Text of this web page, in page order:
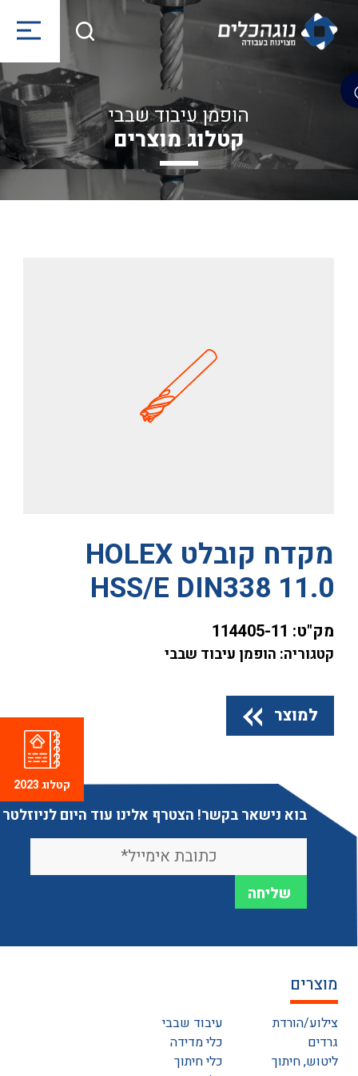
הופמן עיבוד שבבי
קטלוג מוצרים
מקדח קובלט HOLEX
HSS/E DIN338 11.0
מק"ט: 114405-11
קטגוריה: הופמן עיבוד שבבי
למוצר
בוא נישאר בקשר! הצטרף אלינו עוד היום לניוזלטר
מוצרים
צילוע/הורדת
גרדים
ליטוש, חיתוך
עיבוד שבבי
כלי מדידה
כלי חיתוך
קטלוג 2023